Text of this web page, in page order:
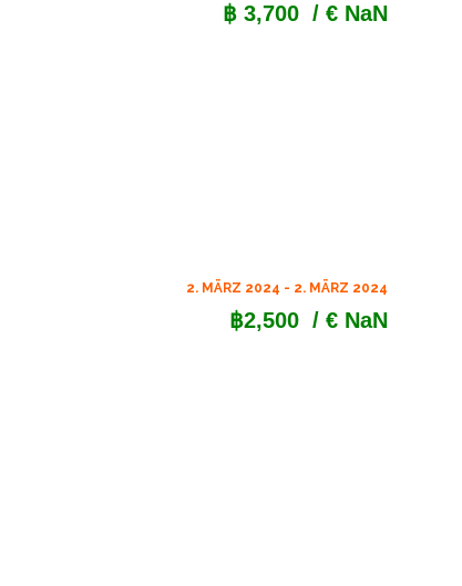
฿ 3,700 / € NaN
2. MÄRZ 2024 - 2. MÄRZ 2024
฿2,500 / € NaN